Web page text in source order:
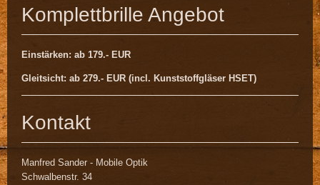
Komplettbrille Angebot
Einstärken: ab 179.- EUR
Gleitsicht: ab 279.- EUR (incl. Kunststoffgläser HSET)
Kontakt
Manfred Sander - Mobile Optik
Schwalbenstr. 34